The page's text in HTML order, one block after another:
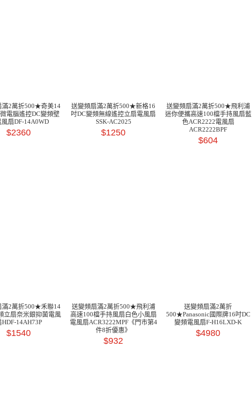
滿2萬折500★奇美14
電腦遙控DC變頻壁
風扇DF-14A0WD
$2360
送變頻扇滿2萬折500★新格16
吋DC變頻無線遙控立扇電風扇
SSK-AC2025
$1250
送變頻扇滿2萬折500★飛利浦
迷你便攜高速100檔手持風扇藍
色ACR2222電風扇
ACR2222BPF
$604
滿2萬折500★禾聯14
立扇奈米銀抑菌電風
HDF-14AH73P
$1540
送變頻扇滿2萬折500★飛利浦
高速100檔手持風扇白色小風扇
電風扇ACR3222MPF《門市第4
件8折優惠》
$932
送變頻扇滿2萬折
500★Panasonic國際牌16吋DC
變頻電風扇F-H16LXD-K
$4980